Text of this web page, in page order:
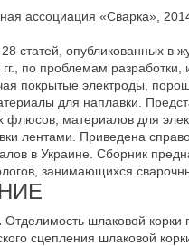
ассоциация «Сварка»,
статей, опубликованных в
по проблемам
покрытые электроды,
для наплавки.
материалов для
лентами. Приведена
в Украине. Сборник
занимающихся
Отделимость шлаковой корки
сцепления шлаковой